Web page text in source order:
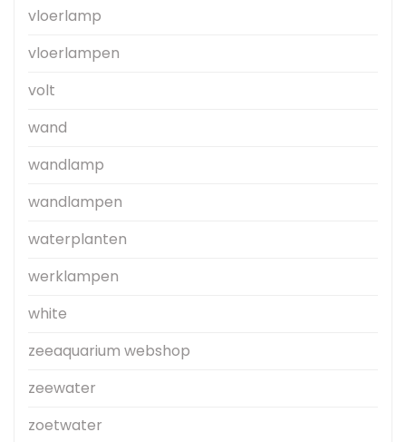
vloerlamp
vloerlampen
volt
wand
wandlamp
wandlampen
waterplanten
werklampen
white
zeeaquarium webshop
zeewater
zoetwater